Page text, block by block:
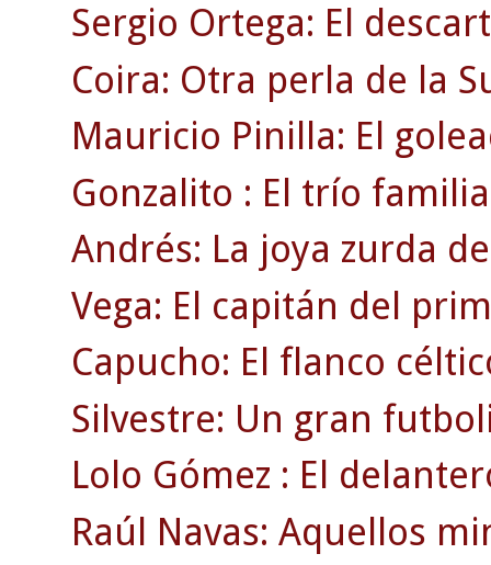
Sergio Ortega: El
Coira: Otra perla de la
Mauricio Pinilla: El
Gonzalito : El trío
Andrés: La joya zurda
Vega: El capitán del
Capucho: El flanco
Silvestre: Un gran
Lolo Gómez : El
Raúl Navas: Aquellos